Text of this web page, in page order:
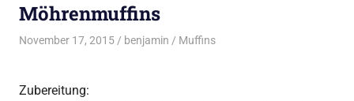
Möhrenmuffins
November 17, 2015 benjamin Muffins
Zubereitung: